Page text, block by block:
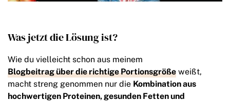
Was jetzt die Lösung ist?
Wie du vielleicht schon aus meinem
Blogbeitrag über die richtige Portionsgröße weißt,
macht streng genommen nur die Kombination aus
hochwertigen Proteinen, gesunden Fetten und